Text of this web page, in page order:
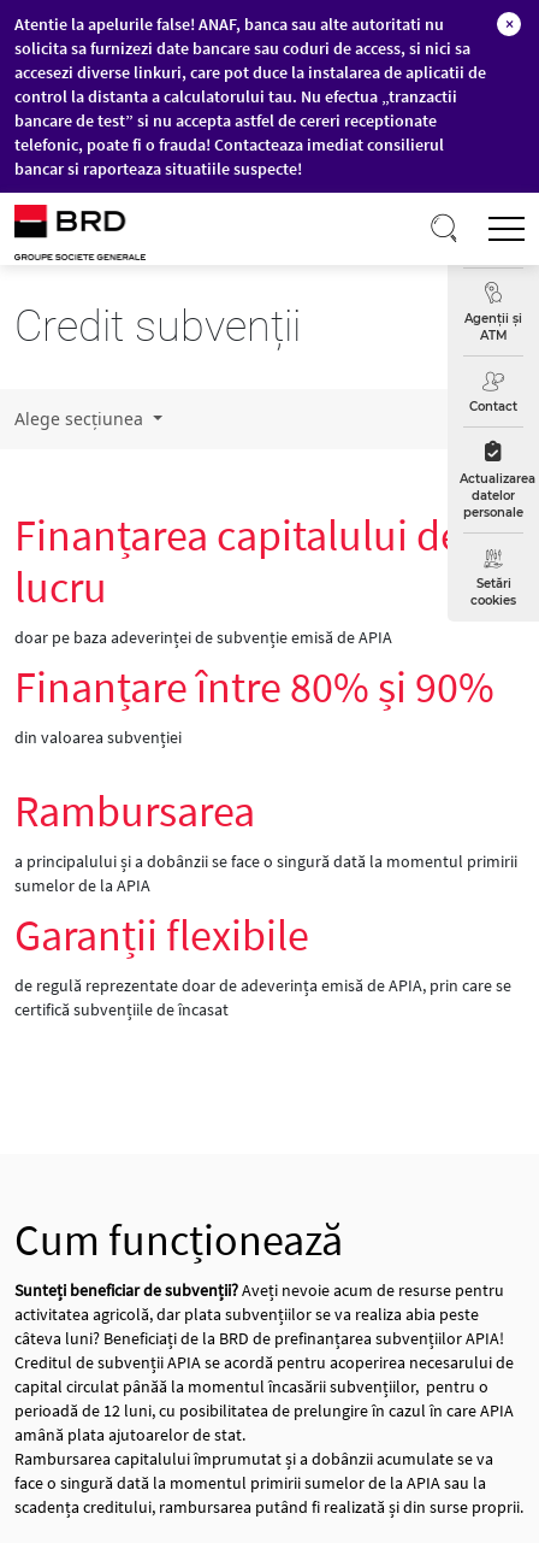
Sari la conținutul principal
Atentie la apelurile false! ANAF, banca sau alte autoritati nu
solicita sa furnizezi date bancare sau coduri de access, si nici sa
accesezi diverse linkuri, care pot duce la instalarea de aplicatii de
control la distanta a calculatorului tau. Nu efectua „tranzactii
bancare de test” si nu accepta astfel de cereri receptionate
telefonic, poate fi o frauda! Contacteaza imediat consilierul
bancar si raporteaza situatiile suspecte!
×
Curs
Agenții și
ATM
Contact
Actualizarea
datelor
personale
Setări
cookies
Credit subvenții
Alege secțiunea
Finanțarea capitalului de
lucru
doar pe baza adeverinței de subvenție emisă de APIA
Finanțare între 80% și 90%
din valoarea subvenției
Rambursarea
a principalului și a dobânzii se face o singură dată la momentul primirii
sumelor de la APIA
Garanții flexibile
de regulă reprezentate doar de adeverința emisă de APIA, prin care se
certifică subvențiile de încasat
Cum funcționează
Sunteți beneficiar de subvenții?Aveți nevoie acum de resurse pentru
activitatea agricolă, dar plata subvențiilor se va realiza abia peste
câteva luni? Beneficiați de la BRD de prefinanțarea subvențiilor APIA!
Creditul de subvenții APIA se acordă pentru acoperirea necesarului de
capital circulat pânăă la momentul încasării subvențiilor, pentru o
perioadă de 12 luni, cu posibilitatea de prelungire în cazul în care APIA
amână plata ajutoarelor de stat.
Rambursarea capitalului împrumutat și a dobânzii acumulate se va
face o singură dată la momentul primirii sumelor de la APIA sau la
scadența creditului, rambursarea putând fi realizată și din surse proprii.